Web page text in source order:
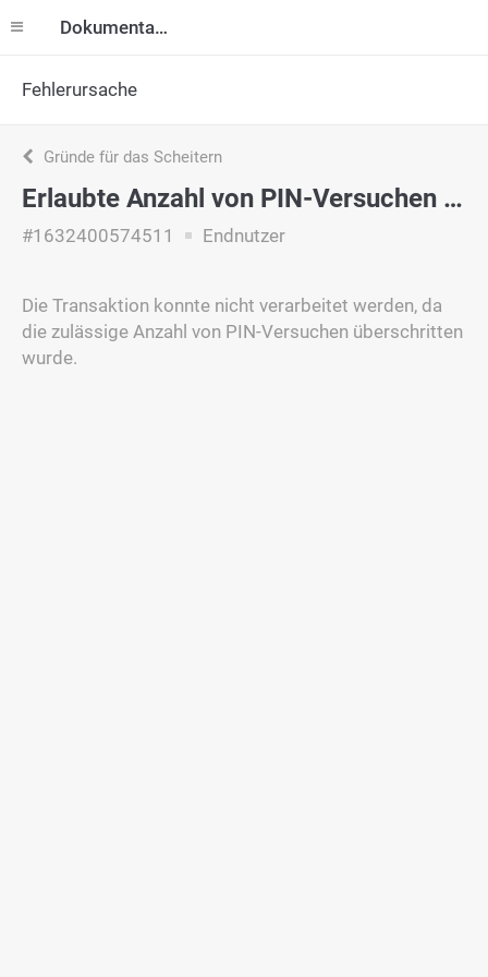
Dokumentation
Fehlerursache
Gründe für das Scheitern
Erlaubte Anzahl von PIN-Versuchen überschritten
#1632400574511 Endnutzer
Die Transaktion konnte nicht verarbeitet werden, da
die zulässige Anzahl von PIN-Versuchen überschritten
wurde.